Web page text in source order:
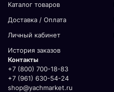
Каталог товаров
Доставка / Оплата
Личный кабинет
История заказов
Контакты
+7 (800) 700-18-83
+7 (961) 630-54-24
shop@yachmarket.ru